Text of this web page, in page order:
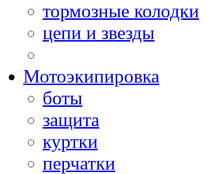
тормозные колодки
цепи и звезды
Мотоэкипировка
боты
защита
куртки
перчатки